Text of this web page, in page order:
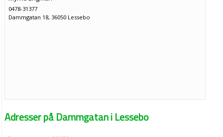
0478-31377
Dammgatan 18, 36050 Lessebo
Adresser på Dammgatan i Lessebo